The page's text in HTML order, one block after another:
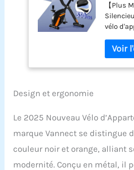
Vélo
【Plus
vélo
avec 16
Le
réduit
bruit,
Design et ergonomie
Le 2025 Nouveau Vélo
marque Vannect se distingue
couleur noir et orange, alliant
modernité. Conçu en métal, il